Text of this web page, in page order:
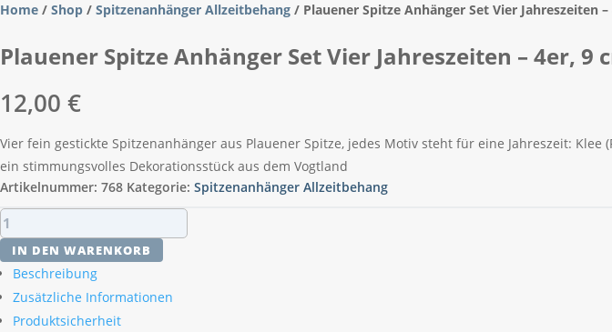
Home / Shop / Spitzenanhänger Allzeitbehang / Plauener Spitze Anhänger Set Vier Jahreszeiten –
Plauener Spitze Anhänger Set Vier Jahreszeiten – 4er, 9
12,00 €
Vier fein gestickte Spitzenanhänger aus Plauener Spitze, jedes Motiv steht für eine Jahreszeit:
ein stimmungsvolles Dekorationsstück aus dem Vogtland
Artikelnummer: 768 Kategorie: Spitzenanhänger Allzeitbehang
Plauener
Spitze
Anhänger
Set
Vier
Jahreszeiten
IN DEN WARENKORB
Beschreibung
Zusätzliche Informationen
Produktsicherheit